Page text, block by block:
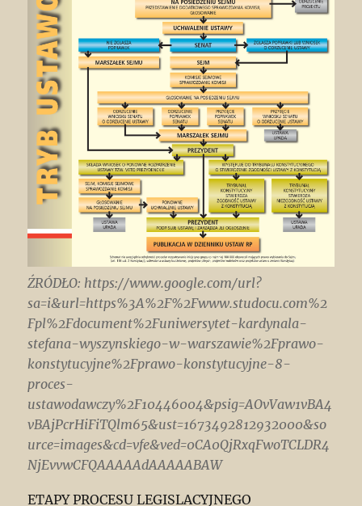
ŹRÓDŁO: https://www.google.com/url?
sa=i&url=https%3A%2F%2Fwww.studocu.com%2
Fpl%2Fdocument%2Funiwersytet-kardynala-
stefana-wyszynskiego-w-warszawie%2Fprawo-
konstytucyjne%2Fprawo-konstytucyjne-8-
proces-
ustawodawczy%2F10446004&psig=AOvVaw1vBA4
vBAjPcrHiFiTQlm65&ust=1673492812932000&so
urce=images&cd=vfe&ved=0CA0QjRxqFwoTCLDR4
NjEvvwCFQAAAAAdAAAAABAW
ETAPY PROCESU LEGISLACYJNEGO